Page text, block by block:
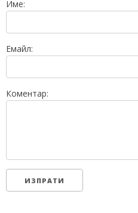
Име:
Емайл:
Коментар: